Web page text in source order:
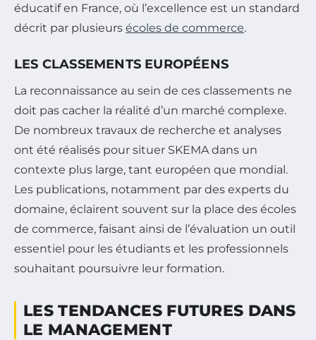
éducatif en France, où l’excellence est un standard
décrit par plusieurs écoles de commerce.
LES CLASSEMENTS EUROPÉENS
La reconnaissance au sein de ces classements ne
doit pas cacher la réalité d’un marché complexe.
De nombreux travaux de recherche et analyses
ont été réalisés pour situer SKEMA dans un
contexte plus large, tant européen que mondial.
Les publications, notamment par des experts du
domaine, éclairent souvent sur la place des écoles
de commerce, faisant ainsi de l’évaluation un outil
essentiel pour les étudiants et les professionnels
souhaitant poursuivre leur formation.
LES TENDANCES FUTURES DANS
LE MANAGEMENT